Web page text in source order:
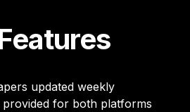
updated weekly
provided for both platforms